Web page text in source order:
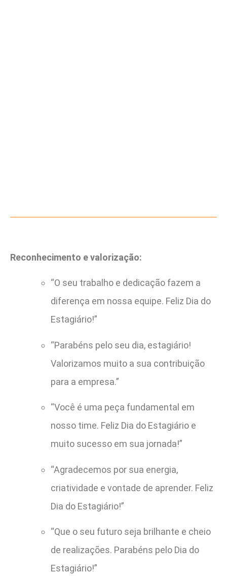
Reconhecimento e valorização:
“O seu trabalho e dedicação fazem a
diferença em nossa equipe. Feliz Dia do
Estagiário!”
“Parabéns pelo seu dia, estagiário!
Valorizamos muito a sua contribuição
para a empresa.”
“Você é uma peça fundamental em
nosso time. Feliz Dia do Estagiário e
muito sucesso em sua jornada!”
“Agradecemos por sua energia,
criatividade e vontade de aprender. Feliz
Dia do Estagiário!”
“Que o seu futuro seja brilhante e cheio
de realizações. Parabéns pelo Dia do
Estagiário!”